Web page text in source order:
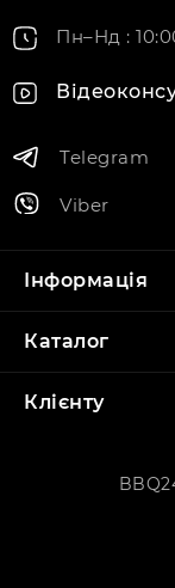
Пн–Нд :
Telegram
Viber
Інформація
Каталог
Клієнту